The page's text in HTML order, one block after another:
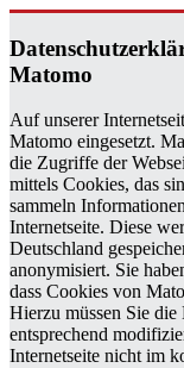
Ma­to­mo
Auf unserer
Matomo eingesetzt.
die Zugriffe der
mittels Cookies, das
sammeln
Internetseite. Diese
Deutschland
anonymisiert. Sie
dass Cookies von
Hierzu müssen Sie
entsprechend
Internetseite nicht im